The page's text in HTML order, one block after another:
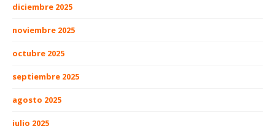
diciembre 2025
noviembre 2025
octubre 2025
septiembre 2025
agosto 2025
julio 2025